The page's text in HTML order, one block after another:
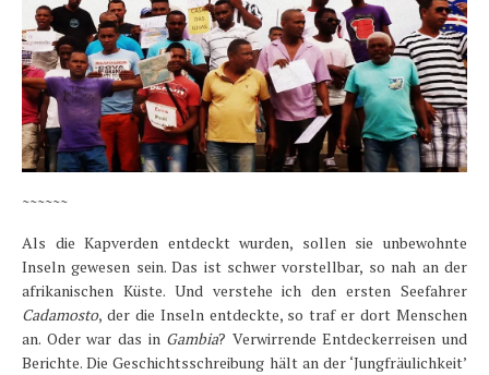
~~~~~~
Als die Kapverden entdeckt wurden, sollen sie unbewohnte
Inseln gewesen sein. Das ist schwer vorstellbar, so nah an der
afrikanischen Küste. Und verstehe ich den ersten Seefahrer
Cadamosto, der die Inseln entdeckte, so traf er dort Menschen
an. Oder war das in Gambia? Verwirrende Entdeckerreisen und
Berichte. Die Geschichtsschreibung hält an der ‘Jungfräulichkeit’